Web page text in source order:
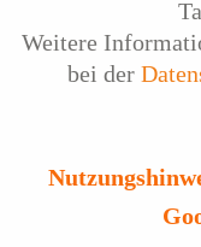
Weitere
bei der